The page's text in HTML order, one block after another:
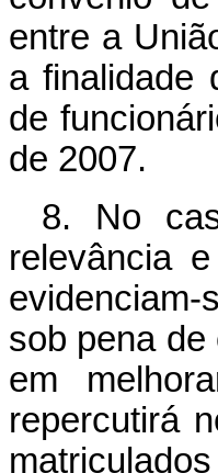
entre a
a finalidade
de
de 2007.
8. No
relevância
evidenciam-
sob pena de
em
repercutirá